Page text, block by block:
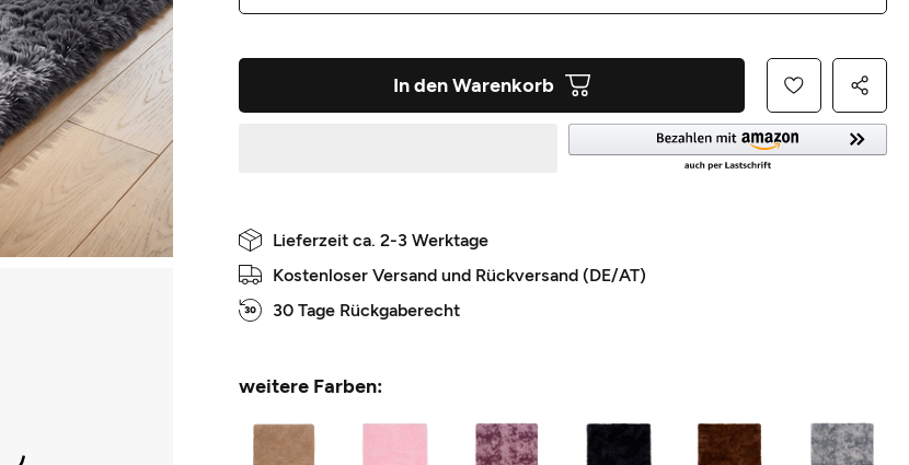
In den Warenkorb
Lieferzeit ca. 2-3 Werktage
Kostenloser Versand und Rückversand (DE/AT)
30 Tage Rückgaberecht
weitere Farben: